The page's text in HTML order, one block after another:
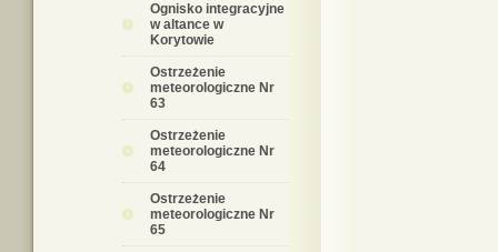
Ognisko integracyjne
w altance w
Korytowie
Ostrzeżenie
meteorologiczne Nr
63
Ostrzeżenie
meteorologiczne Nr
64
Ostrzeżenie
meteorologiczne Nr
65